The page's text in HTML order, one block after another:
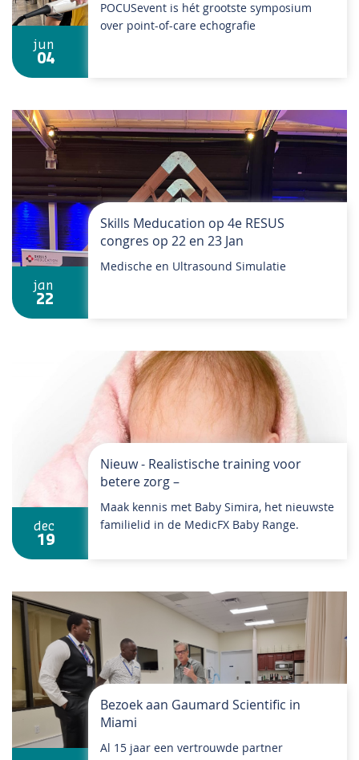
jun
04
POCUSevent is hét grootste symposium
over point-of-care echografie
jan
22
Skills Meducation op 4e RESUS
congres op 22 en 23 Jan
Medische en Ultrasound Simulatie
dec
19
Nieuw - Realistische training voor
betere zorg –
Maak kennis met Baby Simira, het nieuwste
familielid in de MedicFX Baby Range.
Bezoek aan Gaumard Scientific in
Miami
Al 15 jaar een vertrouwde partner